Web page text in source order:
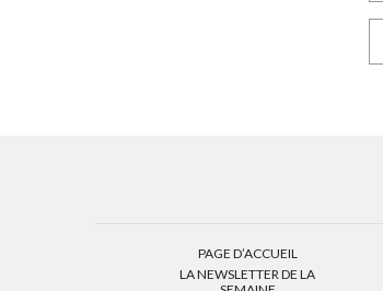
PAGE D’ACCUEIL
LA NEWSLETTER DE LA